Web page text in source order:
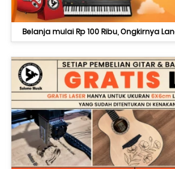
Belanja mulai Rp 100 Ribu, Ongkirnya